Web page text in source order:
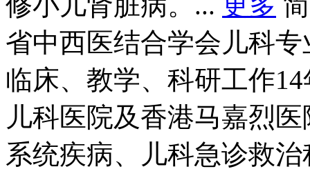
省中西医结合学会儿科
临床、教学、科研工作
儿科医院及香港马嘉烈
系统疾病、儿科急诊救